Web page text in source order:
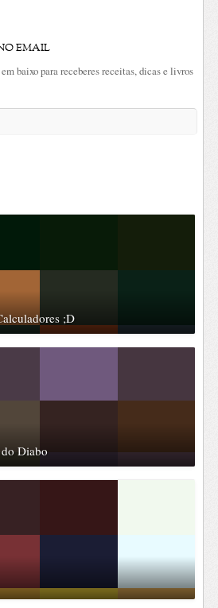
EMAIL
baixo para receberes receitas, dicas e livros
;D
Diabo